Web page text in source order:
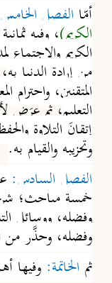
أمّا الفصل الخامس
الكريم)، وفيه
الكريم
من إرادة الدنيا به
المتقنين، واحترام
التعليم، ثم عرَض ل
إتقانَ التلاوة
وتحزيبه والقيام به.
الفصل السادس:
خمسة مباحث؛
وفضله، ووسائل
وفضله، وحذَّر من
ثم الخاتمة: وفيها